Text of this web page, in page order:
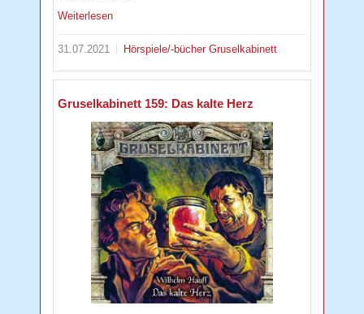
Weiterlesen
31.07.2021 Hörspiele/-bücherGruselkabinett
Gruselkabinett 159: Das kalte Herz